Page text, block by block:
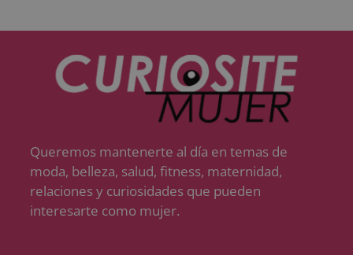
Queremos mantenerte al día en temas de
moda, belleza, salud, fitness, maternidad,
relaciones y curiosidades que pueden
interesarte como mujer.